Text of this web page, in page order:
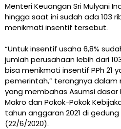
Menteri Keuangan Sri Mulyani
hingga saat ini sudah ada 103
menikmati insentif tersebut.
“Untuk insentif usaha 6,8%
jumlah perusahaan lebih dari
bisa menikmati insentif PPh 21
pemerintah,” terangnya dalam
yang membahas Asumsi dasar
Makro dan Pokok-Pokok
tahun anggaran 2021 di gedung
(22/6/2020).